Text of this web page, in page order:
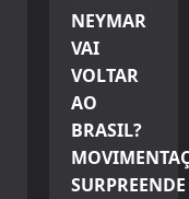
NEYMAR
VAI
VOLTAR
AO
BRASIL?
SURPREENDE